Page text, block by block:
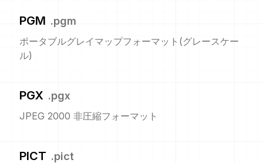
PGM .pgm
ポータブルグレイマップフォーマット(グレースケー
ル)
PGX .pgx
JPEG 2000 非圧縮フォーマット
PICT .pict